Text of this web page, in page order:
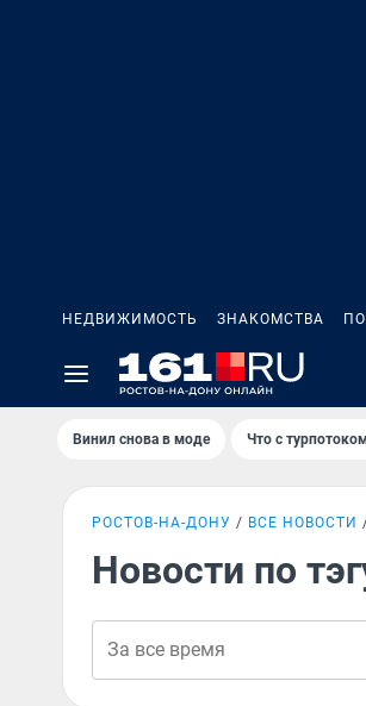
НЕДВИЖИМОСТЬ ЗНАКОМСТВА
Винил снова в моде Что с
РОСТОВ-НА-ДОНУ ВСЕ НОВОСТИ
Новости по